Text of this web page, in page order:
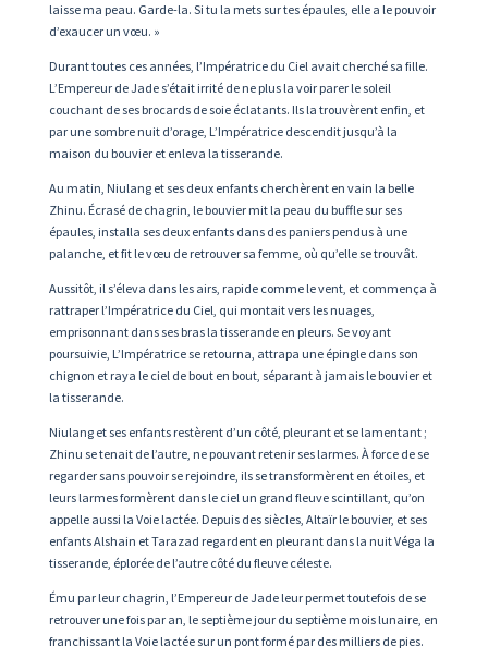
laisse ma peau. Garde-la. Si tu la mets sur tes épaules, elle a le pouvoir
d’exaucer un vœu. »
Durant toutes ces années, l’Impératrice du Ciel avait cherché sa fille.
L’Empereur de Jade s’était irrité de ne plus la voir parer le soleil
couchant de ses brocards de soie éclatants. Ils la trouvèrent enfin, et
par une sombre nuit d’orage, L’Impératrice descendit jusqu’à la
maison du bouvier et enleva la tisserande.
Au matin, Niulang et ses deux enfants cherchèrent en vain la belle
Zhinu. Écrasé de chagrin, le bouvier mit la peau du buffle sur ses
épaules, installa ses deux enfants dans des paniers pendus à une
palanche, et fit le vœu de retrouver sa femme, où qu’elle se trouvât.
Aussitôt, il s’éleva dans les airs, rapide comme le vent, et commença à
rattraper l’Impératrice du Ciel, qui montait vers les nuages,
emprisonnant dans ses bras la tisserande en pleurs. Se voyant
poursuivie, L’Impératrice se retourna, attrapa une épingle dans son
chignon et raya le ciel de bout en bout, séparant à jamais le bouvier et
la tisserande.
Niulang et ses enfants restèrent d’un côté, pleurant et se lamentant ;
Zhinu se tenait de l’autre, ne pouvant retenir ses larmes. À force de se
regarder sans pouvoir se rejoindre, ils se transformèrent en étoiles, et
leurs larmes formèrent dans le ciel un grand fleuve scintillant, qu’on
appelle aussi la Voie lactée. Depuis des siècles, Altaïr le bouvier, et ses
enfants Alshain et Tarazad regardent en pleurant dans la nuit Véga la
tisserande, éplorée de l’autre côté du fleuve céleste.
Ému par leur chagrin, l’Empereur de Jade leur permet toutefois de se
retrouver une fois par an, le septième jour du septième mois lunaire, en
franchissant la Voie lactée sur un pont formé par des milliers de pies.